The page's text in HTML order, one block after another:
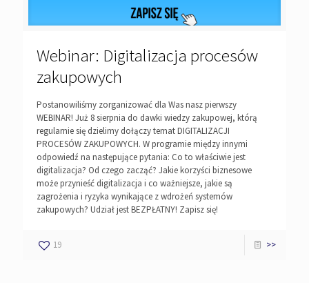
Webinar: Digitalizacja procesów
zakupowych
Postanowiliśmy zorganizować dla Was nasz pierwszy
WEBINAR! Już 8 sierpnia do dawki wiedzy zakupowej, którą
regularnie się dzielimy dołączy temat DIGITALIZACJI
PROCESÓW ZAKUPOWYCH. W programie między innymi
odpowiedź na następujące pytania: Co to właściwie jest
digitalizacja? Od czego zacząć? Jakie korzyści biznesowe
może przynieść digitalizacja i co ważniejsze, jakie są
zagrożenia i ryzyka wynikające z wdrożeń systemów
zakupowych? Udział jest BEZPŁATNY! Zapisz się!
19 >>